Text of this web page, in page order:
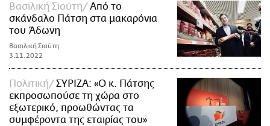
Βασιλική Σιούτη
Από το
σκάνδαλο Πάτση στα μακαρόνια
του Άδωνη
Βασιλική Σιούτη
3.11.2022
Πολιτική
ΣΥΡΙΖΑ: «Ο κ. Πάτσης
εκπροσωπούσε τη χώρα στο
εξωτερικό, προωθώντας τα
συμφέροντα της εταιρίας του»